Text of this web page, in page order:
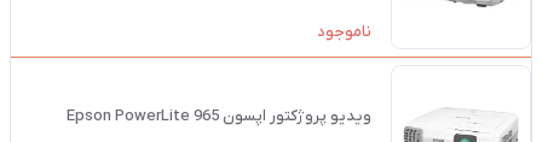
ناموجود
ویدیو پروژکتور اپسون Epson PowerLite 965